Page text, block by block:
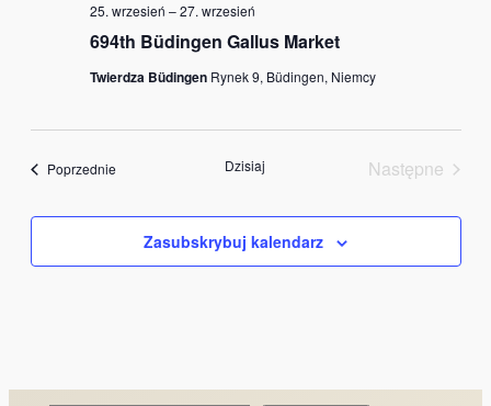
694th Büdingen Gallus Market
25. wrzesień –27. wrzesień
Twierdza Büdingen Rynek 9, Büdingen, Niemcy
PoprzednieWydarzenia Dzisiaj
Następne
Zasubskrybuj kalendarz